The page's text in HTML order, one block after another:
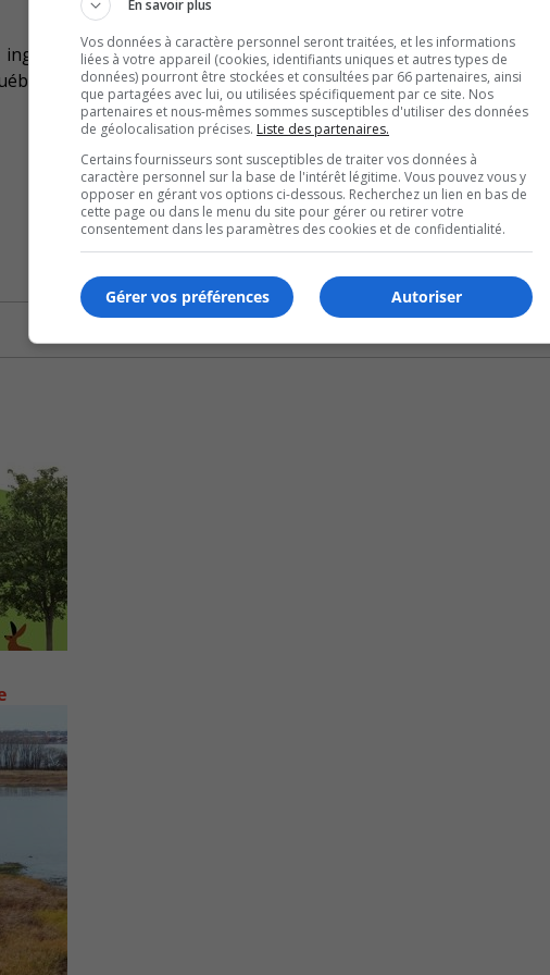
politique, tandis que des groupes écologistes
du droit de l’environnement a intenté une action en
En savoir plus
Vos données à caractère personnel seront traitées, et les informations
liées à votre appareil (cookies, identifiants uniques et autres types de
données) pourront être stockées et consultées par 66 partenaires, ainsi
que partagées avec lui, ou utilisées spécifiquement par ce site. Nos
partenaires et nous-mêmes sommes susceptibles d'utiliser des données
de géolocalisation précises. Liste des partenaires.
Certains fournisseurs sont susceptibles de traiter vos données à
caractère personnel sur la base de l'intérêt légitime. Vous pouvez vous y
opposer en gérant vos options ci-dessous. Recherchez un lien en bas de
cette page ou dans le menu du site pour gérer ou retirer votre
consentement dans les paramètres des cookies et de confidentialité.
Autoriser
Gérer vos préférences